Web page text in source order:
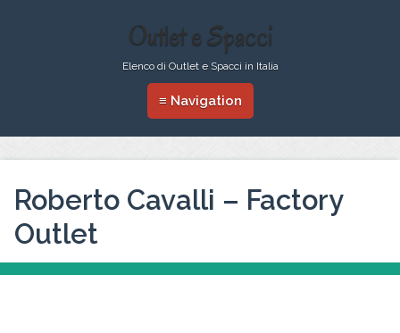
Outlet e Spacci
Elenco di Outlet e Spacci in Italia
≡ Navigation
Roberto Cavalli – Factory
Outlet